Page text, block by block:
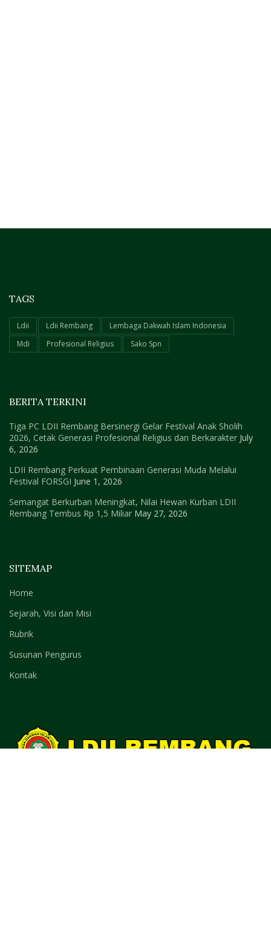
SITEMAP
Home
Sejarah, Visi dan Misi
Rubrik
Susunan Pengurus
Kontak
BERITA TERKINI
Tiga PC LDII Rembang Bersinergi Gelar Festival Anak Sholih
2026, Cetak Generasi Profesional Religius dan Berkarakter July
6, 2026
LDII Rembang Perkuat Pembinaan Generasi Muda Melalui
Festival FORSGI June 1, 2026
Semangat Berkurban Meningkat, Nilai Hewan Kurban LDII
Rembang Tembus Rp 1,5 Miliar May 27, 2026
TAGS
Ldii Ldii Rembang
Lembaga Dakwah Islam Indonesia
Mdi
Profesional Religius Sako Spn